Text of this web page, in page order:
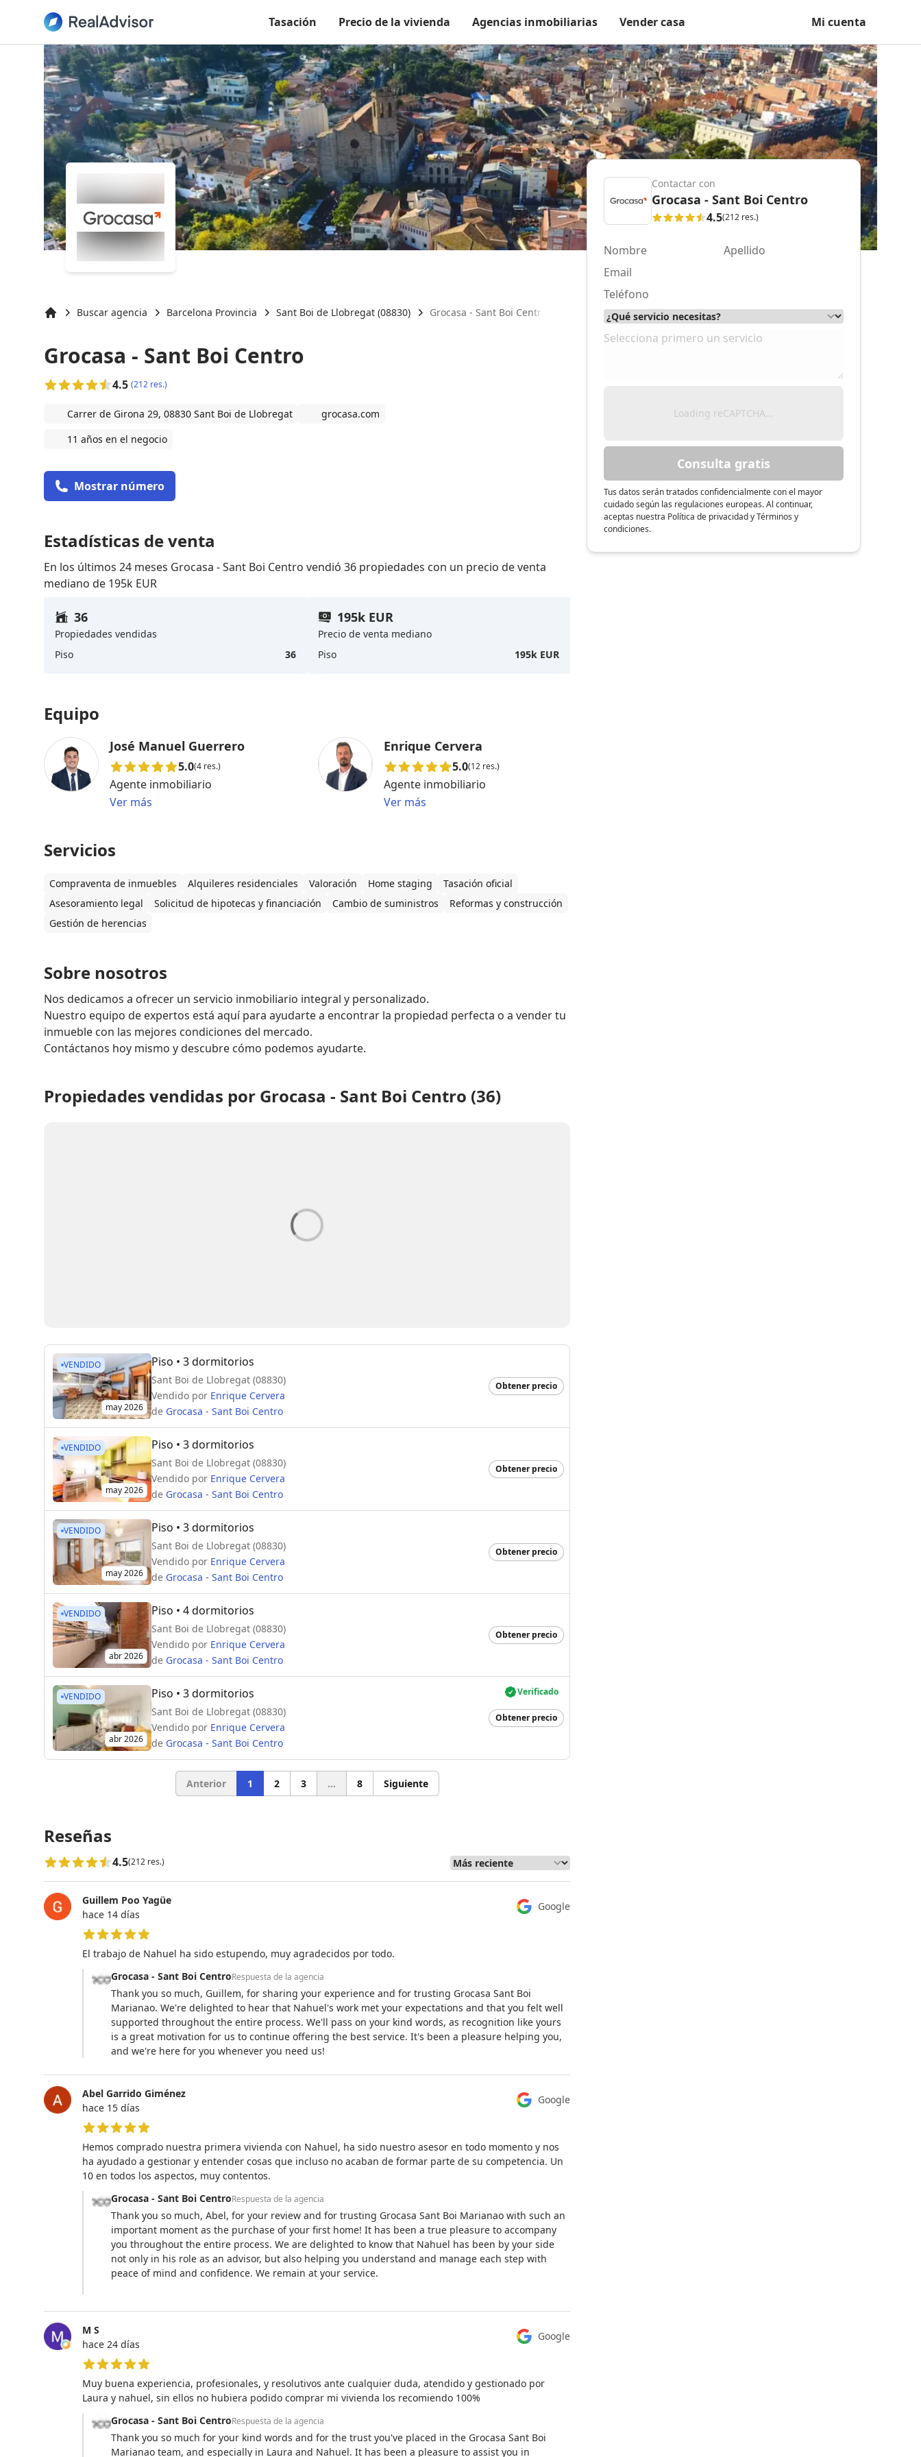
Tasación Precio de la vivienda Agencias inmobiliarias Vender casa Mi cuenta
Buscar agencia Barcelona Provincia Sant Boi de Llobregat (08830) Grocasa - Sant Boi Centro
Grocasa - Sant Boi Centro
4.5 (212 res.)
Carrer de Girona 29, 08830 Sant Boi de Llobregat
grocasa.com
11 años en el negocio
Mostrar número
Estadísticas de venta
En los últimos 24 meses Grocasa - Sant Boi Centro vendió 36 propiedades con un precio de venta
mediano de 195k EUR
36
Propiedades vendidas
Piso
36
195k EUR
Precio de venta mediano
Piso
195k EUR
Equipo
José Manuel Guerrero
5.0(4 res.)
Agente inmobiliario
Ver más
Enrique Cervera
5.0(12 res.)
Agente inmobiliario
Ver más
Servicios
Compraventa de inmuebles Alquileres residenciales Valoración Home staging
Tasación oficial
Asesoramiento legal
Solicitud de hipotecas y financiación Cambio de suministros
Reformas y construcción
Gestión de herencias
Sobre nosotros
Nos dedicamos a ofrecer un servicio inmobiliario integral y personalizado.
Nuestro equipo de expertos está aquí para ayudarte a encontrar la propiedad perfecta o a vender tu
inmueble con las mejores condiciones del mercado.
Contáctanos hoy mismo y descubre cómo podemos ayudarte.
Propiedades vendidas por Grocasa - Sant Boi Centro (36)
VENDIDO
may 2026
Piso • 3 dormitorios
Sant Boi de Llobregat (08830)
Vendido por Enrique Cervera
de Grocasa - Sant Boi Centro
Obtener precio
VENDIDO
may 2026
Piso • 3 dormitorios
Sant Boi de Llobregat (08830)
Vendido por Enrique Cervera
de Grocasa - Sant Boi Centro
Obtener precio
VENDIDO
may 2026
Piso • 3 dormitorios
Sant Boi de Llobregat (08830)
Vendido por Enrique Cervera
de Grocasa - Sant Boi Centro
Obtener precio
VENDIDO
abr 2026
Piso • 4 dormitorios
Sant Boi de Llobregat (08830)
Vendido por Enrique Cervera
de Grocasa - Sant Boi Centro
Obtener precio
VENDIDO
abr 2026
Piso • 3 dormitorios
Sant Boi de Llobregat (08830)
Vendido por Enrique Cervera
de Grocasa - Sant Boi Centro
Obtener precio
Verificado
Anterior 1 2 3 ... 8 Siguiente
Reseñas
4.5(212 res.)
Google
Guillem Poo Yagüe
hace 14 días
5 de 5 estrellas
El trabajo de Nahuel ha sido estupendo, muy agradecidos por todo.
Grocasa - Sant Boi CentroRespuesta de la agencia
Thank you so much, Guillem, for sharing your experience and for trusting Grocasa Sant Boi
Marianao. We're delighted to hear that Nahuel's work met your expectations and that you felt well
supported throughout the entire process. We'll pass on your kind words, as recognition like yours
is a great motivation for us to continue offering the best service. It's been a pleasure helping you,
and we're here for you whenever you need us!
Google
Abel Garrido Giménez
hace 15 días
Hemos comprado nuestra primera vivienda con Nahuel, ha sido nuestro asesor en todo momento y nos
ha ayudado a gestionar y entender cosas que incluso no acaban de formar parte de su competencia. Un
10 en todos los aspectos, muy contentos.
Grocasa - Sant Boi CentroRespuesta de la agencia
Thank you so much, Abel, for your review and for trusting Grocasa Sant Boi Marianao with such an
important moment as the purchase of your first home! It has been a true pleasure to accompany
you throughout the entire process. We are delighted to know that Nahuel has been by your side
not only in his role as an advisor, but also helping you understand and manage each step with
peace of mind and confidence. We remain at your service.
Google
M S
hace 24 días
5 de 5 estrellas
Muy buena experiencia, profesionales, y resolutivos ante cualquier duda, atendido y gestionado por
Laura y nahuel, sin ellos no hubiera podido comprar mi vivienda los recomiendo 100%
Grocasa - Sant Boi CentroRespuesta de la agencia
Thank you so much for your kind words and for the trust you've placed in the Grocasa Sant Boi
Marianao team, and especially in Laura and Nahuel. It has been a pleasure to assist you in
Contactar con
Grocasa - Sant Boi Centro
4.5(212 res.)
Loading reCAPTCHA...
Consulta gratis
Tus datos serán tratados confidencialmente con el mayor
cuidado según las regulaciones europeas. Al continuar,
aceptas nuestra Política de privacidad y Términos y
condiciones.